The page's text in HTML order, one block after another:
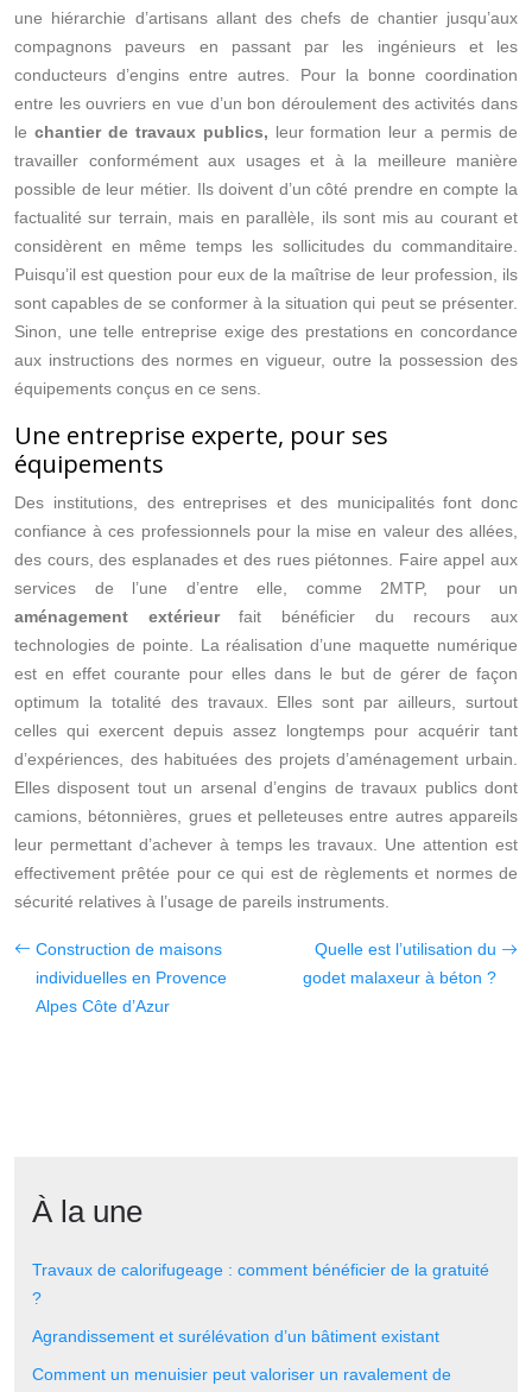
une hiérarchie d’artisans allant des chefs de chantier jusqu’aux
compagnons paveurs en passant par les ingénieurs et les
conducteurs d’engins entre autres. Pour la bonne coordination
entre les ouvriers en vue d’un bon déroulement des activités dans
le chantier de travaux publics, leur formation leur a permis de
travailler conformément aux usages et à la meilleure manière
possible de leur métier. Ils doivent d’un côté prendre en compte la
factualité sur terrain, mais en parallèle, ils sont mis au courant et
considèrent en même temps les sollicitudes du commanditaire.
Puisqu’il est question pour eux de la maîtrise de leur profession, ils
sont capables de se conformer à la situation qui peut se présenter.
Sinon, une telle entreprise exige des prestations en concordance
aux instructions des normes en vigueur, outre la possession des
équipements conçus en ce sens.
Une entreprise experte, pour ses
équipements
Des institutions, des entreprises et des municipalités font donc
confiance à ces professionnels pour la mise en valeur des allées,
des cours, des esplanades et des rues piétonnes. Faire appel aux
services de l’une d’entre elle, comme 2MTP, pour un
aménagement extérieurfait bénéficier du recours aux
technologies de pointe. La réalisation d’une maquette numérique
est en effet courante pour elles dans le but de gérer de façon
optimum la totalité des travaux. Elles sont par ailleurs, surtout
celles qui exercent depuis assez longtemps pour acquérir tant
d’expériences, des habituées des projets d’aménagement urbain.
Elles disposent tout un arsenal d’engins de travaux publics dont
camions, bétonnières, grues et pelleteuses entre autres appareils
leur permettant d’achever à temps les travaux. Une attention est
effectivement prêtée pour ce qui est de règlements et normes de
sécurité relatives à l’usage de pareils instruments.
Construction de maisons
individuelles en Provence
Alpes Côte d’Azur
Quelle est l’utilisation du
godet malaxeur à béton ?
À la une
Travaux de calorifugeage : comment bénéficier de la gratuité
?
Agrandissement et surélévation d’un bâtiment existant
Comment un menuisier peut valoriser un ravalement de